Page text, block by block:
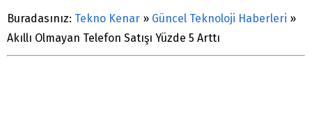
Buradasınız: Tekno Kenar » Güncel Teknoloji Haberleri »
Akıllı Olmayan Telefon Satışı Yüzde 5 Arttı